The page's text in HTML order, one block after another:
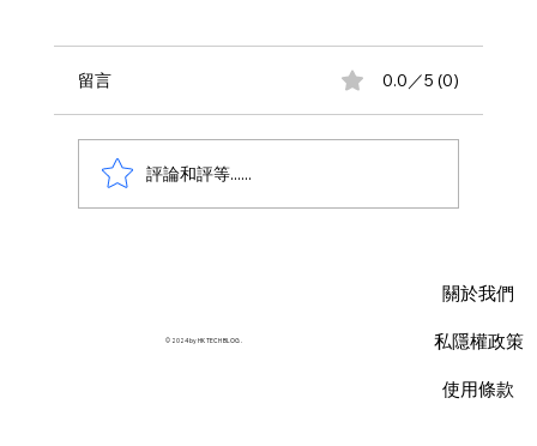
限制，用 Database Savings Plans 省下
留言 0.0／5 (0)
評論和評等......
© 2024 by HK TECH BLOG .
關於我們
私隱權政策
使用條款